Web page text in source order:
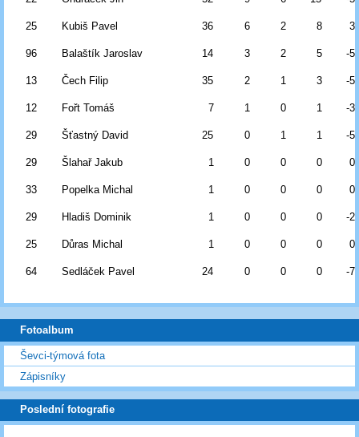
25 Kubiš Pavel 36 6 2 8 3
96 Balaštík Jaroslav 14 3 2 5 -5
13 Čech Filip 35 2 1 3 -5
12 Fořt Tomáš 7 1 0 1 -3
29 Šťastný David 25 0 1 1 -5
29 Šlahař Jakub 1 0 0 0 0
33 Popelka Michal 1 0 0 0 0
29 Hladiš Dominik 1 0 0 0 -2
25 Důras Michal 1 0 0 0 0
64 Sedláček Pavel 24 0 0 0 -7
Fotoalbum
Ševci-týmová fota
Zápisníky
Poslední fotografie